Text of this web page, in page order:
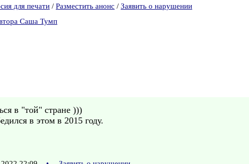
для печати / Разместить анонс / Заявить о нарушении
Саша Тумп
в "той" стране )))
в этом в 2015 году.